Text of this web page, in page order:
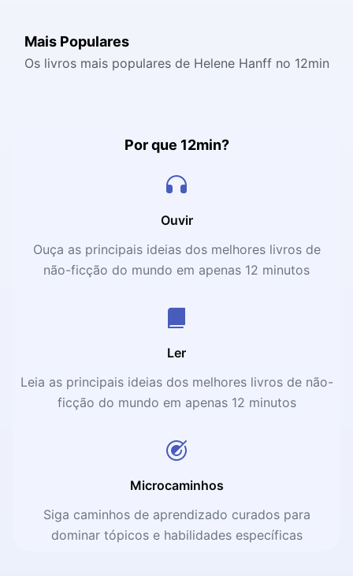
Mais Populares
Os livros mais populares de Helene Hanff no 12min
Por que 12min?
Ouvir
Ouça as principais ideias dos melhores livros de
não-ficção do mundo em apenas 12 minutos
Ler
Leia as principais ideias dos melhores livros de não-
ficção do mundo em apenas 12 minutos
Microcaminhos
Siga caminhos de aprendizado curados para
dominar tópicos e habilidades específicas